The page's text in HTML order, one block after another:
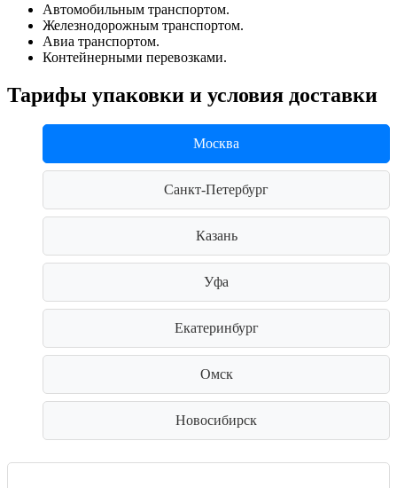
Автомобильным транспортом.
Железнодорожным транспортом.
Авиа транспортом.
Контейнерными перевозками.
Тарифы упаковки и условия доставки
Москва
Санкт-Петербург
Казань
Уфа
Екатеринбург
Омск
Новосибирск